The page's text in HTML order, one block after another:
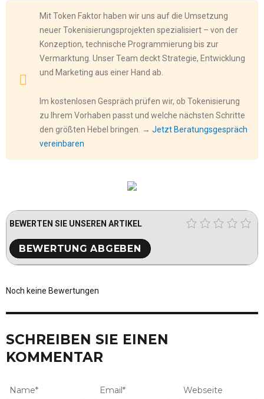
Mit Token Faktor haben wir uns auf die Umsetzung
neuer Tokenisierungsprojekten spezialisiert – von der
Konzeption, technische Programmierung bis zur
Vermarktung. Unser Team deckt Strategie, Entwicklung
und Marketing aus einer Hand ab.
Im kostenlosen Gespräch prüfen wir, ob Tokenisierung
zu Ihrem Vorhaben passt und welche nächsten Schritte
den größten Hebel bringen. → Jetzt Beratungsgespräch
vereinbaren
BEWERTEN SIE UNSEREN ARTIKEL
Noch keine Bewertungen
SCHREIBEN SIE EINEN
KOMMENTAR